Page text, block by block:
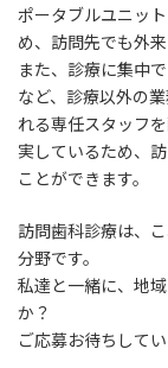
ポータブルユニッ
め、訪問先でも外
また、診療に集中
など、診療以外の
れる専任スタッフ
実しているため、
ことができます。
訪問歯科診療は、
分野です。
私達と一緒に、地
か？
ご応募お待ちしてい